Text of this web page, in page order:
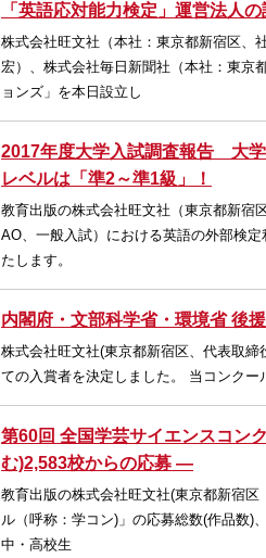
「英語応対能力検定」運営法人
株式会社旺文社（本社：東京都新宿区、
宏）、株式会社毎日新聞社（本社：東京
ョンズ」を本日設立し
2017年度大学入試調査報告 大学
レベルは「準2～準1級」！
教育出版の株式会社旺文社（東京都新宿
AO、一般入試）における英語の外部検
たします。
内閣府・文部科学省・環境省 後
株式会社旺文社(東京都新宿区、代表取
ての入賞者を決定しました。 当コンク
第60回 全国学芸サイエンスコ
む)2,583校からの応募 ―
教育出版の株式会社旺文社(東京都新宿
ル（呼称：学コン)」の応募総数(作品数)
中・高校生